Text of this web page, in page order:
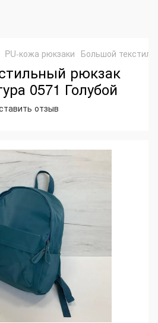
PU-кожа рюкзаки Большой
рюкзак
0571 Голубой
отзыв